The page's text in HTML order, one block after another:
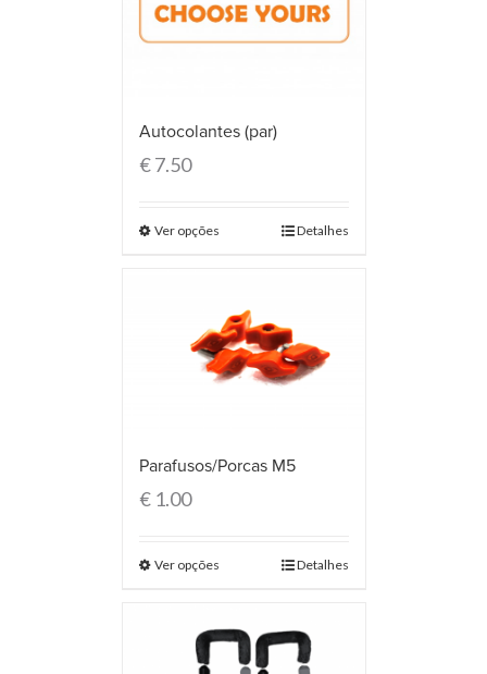
Autocolantes (par)
€7.50
Ver opções Detalhes
Parafusos/Porcas M5
€1.00
Ver opções Detalhes